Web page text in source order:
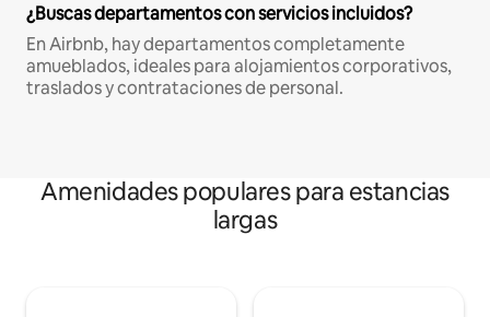
¿Buscas departamentos con servicios incluidos?
En Airbnb, hay departamentos completamente
amueblados, ideales para alojamientos corporativos,
traslados y contrataciones de personal.
Amenidades populares para estancias
largas